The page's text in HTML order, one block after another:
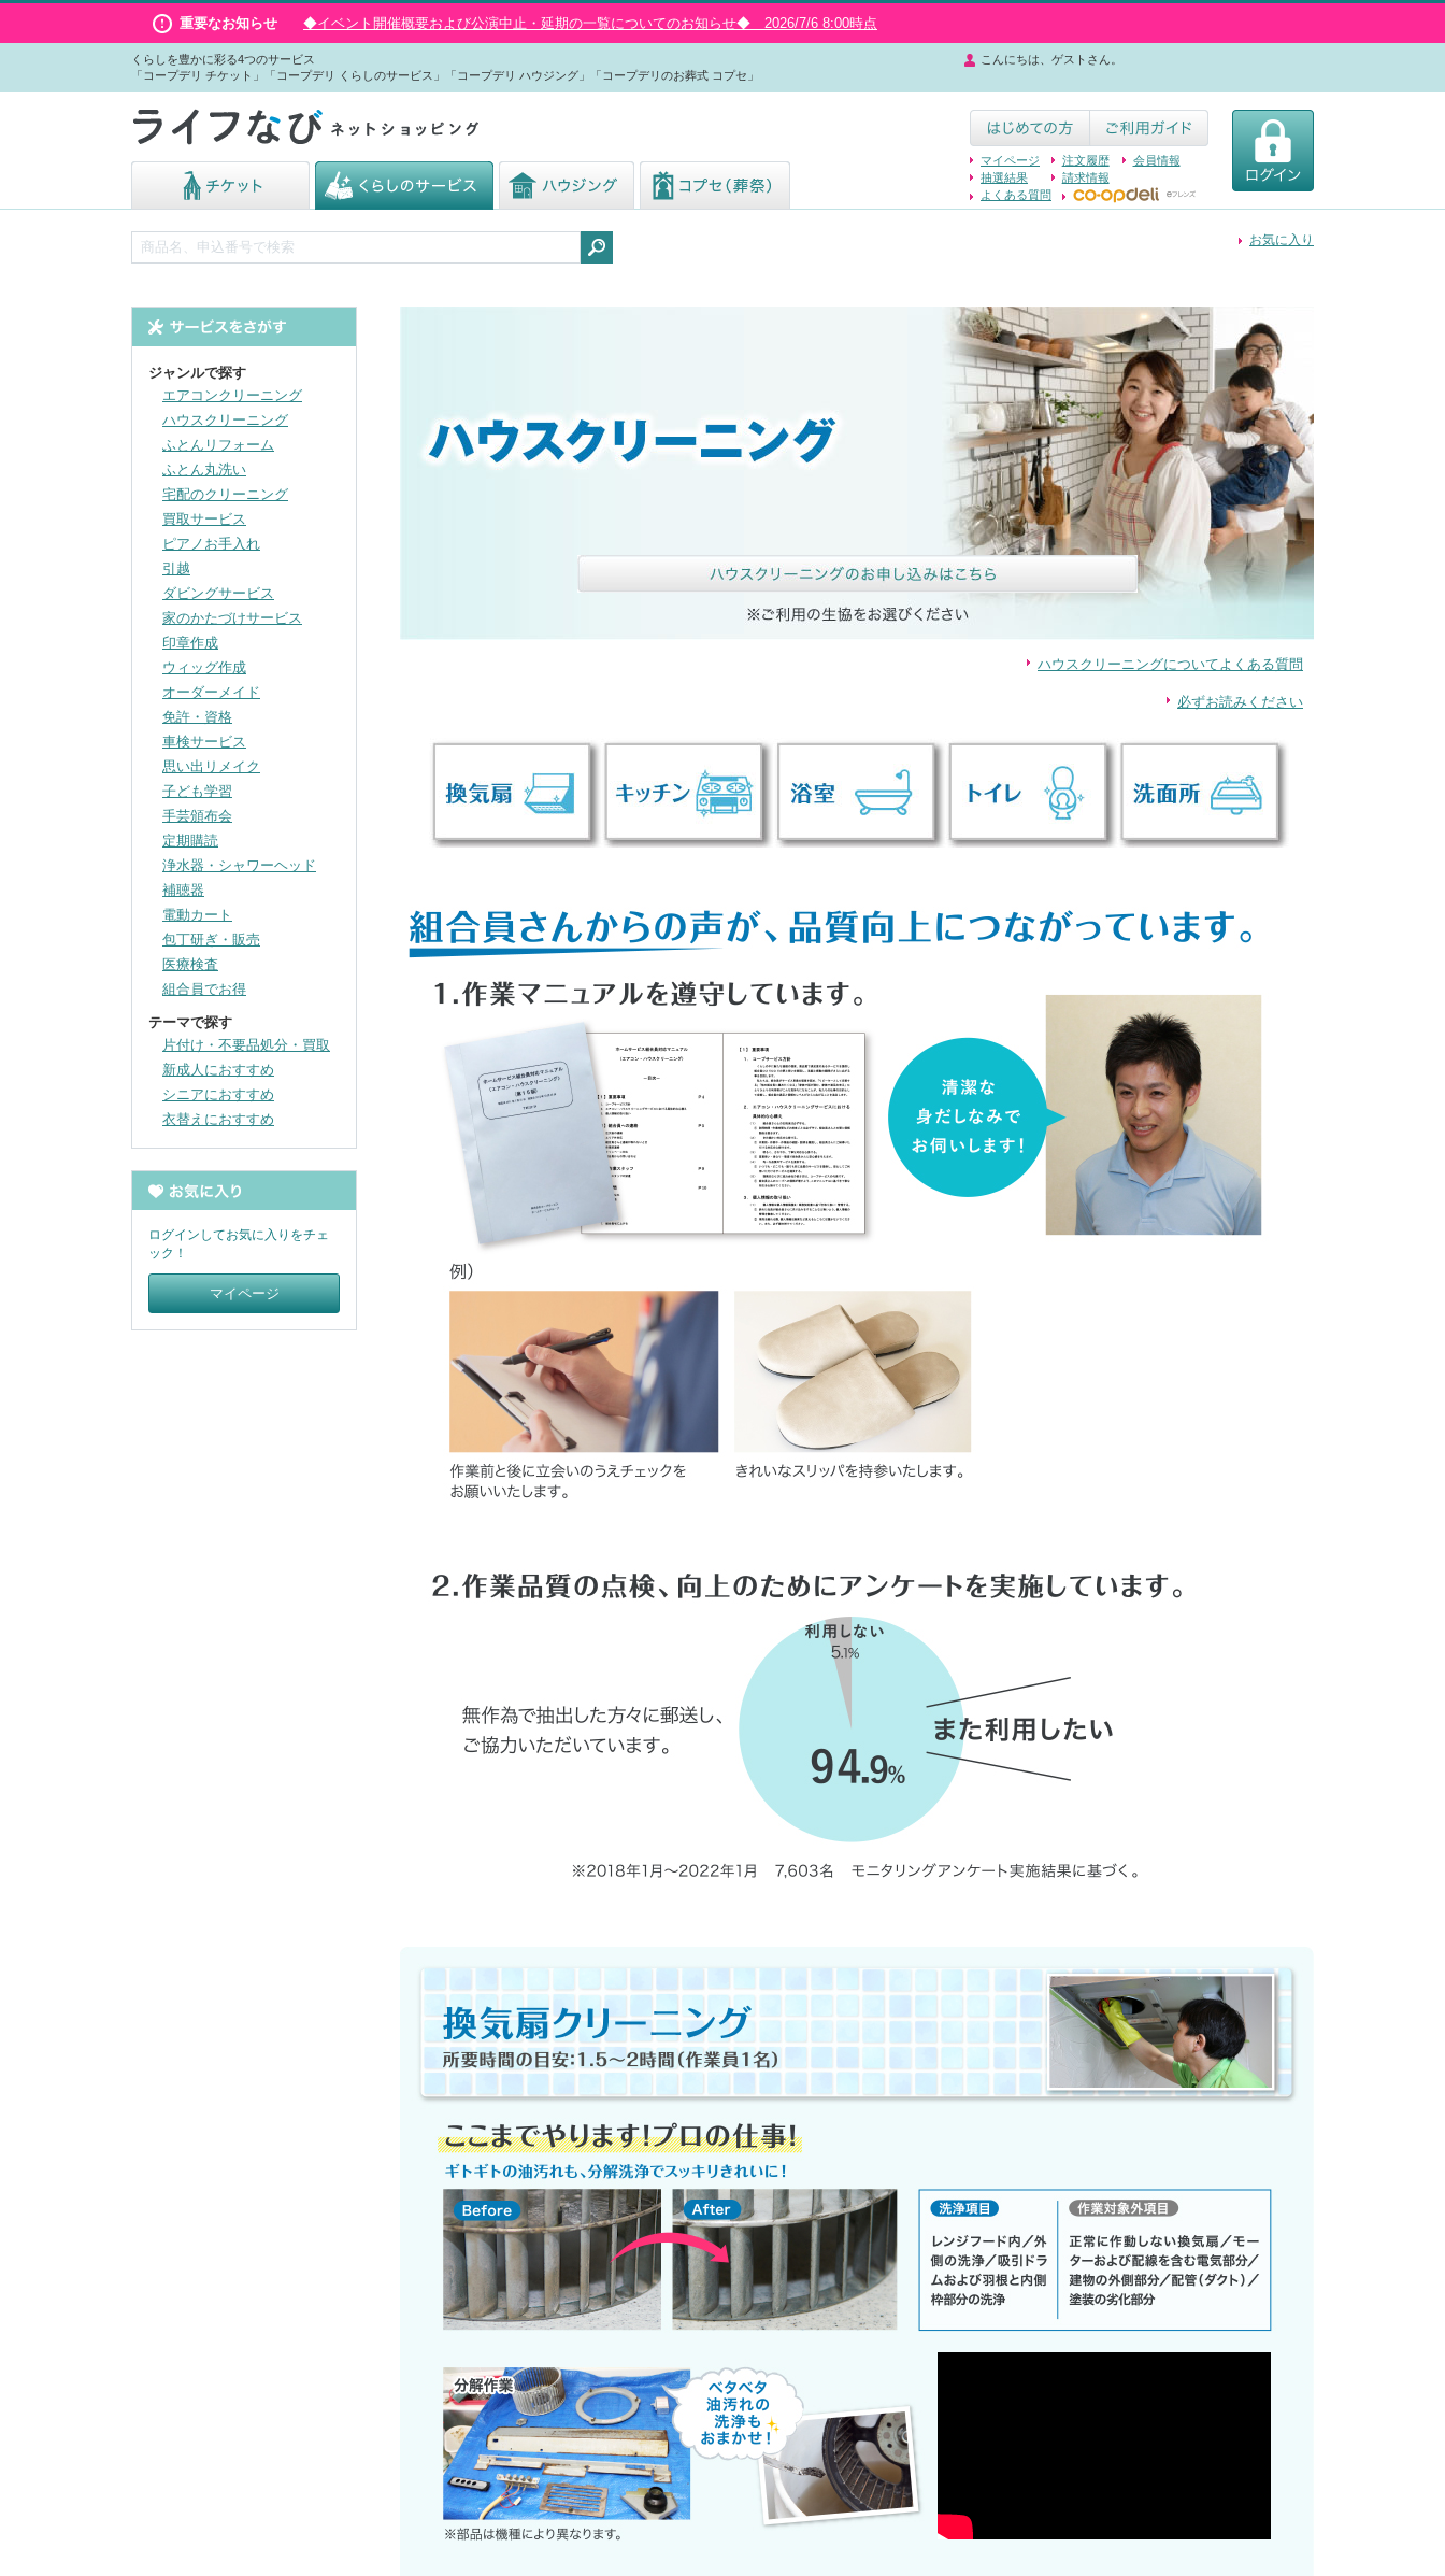
重要なお知らせ ◆イベント開催概要および公演中止・延期の一覧についてのお知らせ◆ 2026/7/6 8:00時点
くらしを豊かに彩る4つのサービス
「コープデリ チケット」「コープデリ くらしのサービス」「コープデリ ハウジング」「コープデリのお葬式 コプセ」
こんにちは、ゲストさん。
マイページ 注文履歴
会員情報
抽選結果
請求情報
よくある質問
お気に入り
ハウスクリーニングについてよくある質問
必ずお読みください
ジャンルで探す
エアコンクリーニング
ハウスクリーニング
ふとんリフォーム
ふとん丸洗い
宅配のクリーニング
買取サービス
ピアノお手入れ
引越
ダビングサービス
家のかたづけサービス
印章作成
ウィッグ作成
オーダーメイド
免許・資格
車検サービス
思い出リメイク
子ども学習
手芸頒布会
定期購読
浄水器・シャワーヘッド
補聴器
電動カート
包丁研ぎ・販売
医療検査
組合員でお得
テーマで探す
片付け・不要品処分・買取
新成人におすすめ
シニアにおすすめ
衣替えにおすすめ
ログインしてお気に入りをチェ
ック！
マイページ